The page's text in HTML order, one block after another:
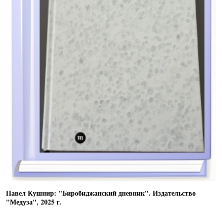
Павел Кушнир: "Биробиджанский дневник". Издательство
"Медуза", 2025 г.